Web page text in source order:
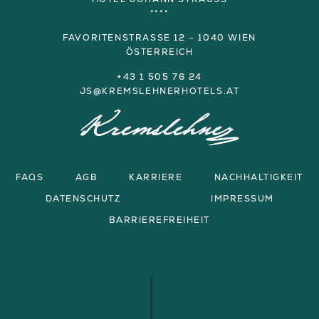
****
FAVORITENSTRASSE 12 – 1040 WIEN
ÖSTERREICH
+43 1 505 76 24
JS@KREMSLEHNERHOTELS.AT
FAQS AGB KARRIERE NACHHALTIGKEIT
DATENSCHUTZ IMPRESSUM
BARRIEREFREIHEIT